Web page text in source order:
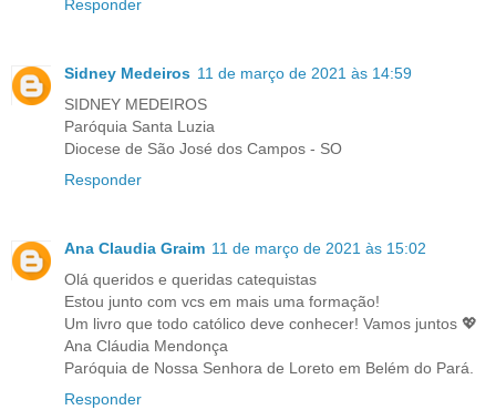
Responder
Sidney Medeiros 11 de março de 2021 às 14:59
SIDNEY MEDEIROS
Paróquia Santa Luzia
Diocese de São José dos Campos - SO
Responder
Ana Claudia Graim 11 de março de 2021 às 15:02
Olá queridos e queridas catequistas
Estou junto com vcs em mais uma formação!
Um livro que todo católico deve conhecer! Vamos juntos 💖
Ana Cláudia Mendonça
Paróquia de Nossa Senhora de Loreto em Belém do Pará.
Responder